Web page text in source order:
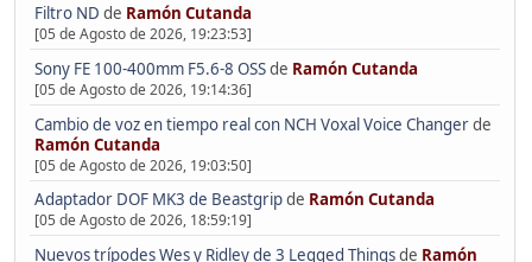
Filtro ND de Ramón Cutanda
[05 de Agosto de 2026, 19:23:53]
Sony FE 100-400mm F5.6-8 OSSde Ramón Cutanda
[05 de Agosto de 2026, 19:14:36]
Cambio de voz en tiempo real con NCH Voxal Voice Changerde
Ramón Cutanda
[05 de Agosto de 2026, 19:03:50]
Adaptador DOF MK3 de Beastgripde Ramón Cutanda
[05 de Agosto de 2026, 18:59:19]
Nuevos trípodes Wes y Ridley de 3 Legged Thingsde Ramón